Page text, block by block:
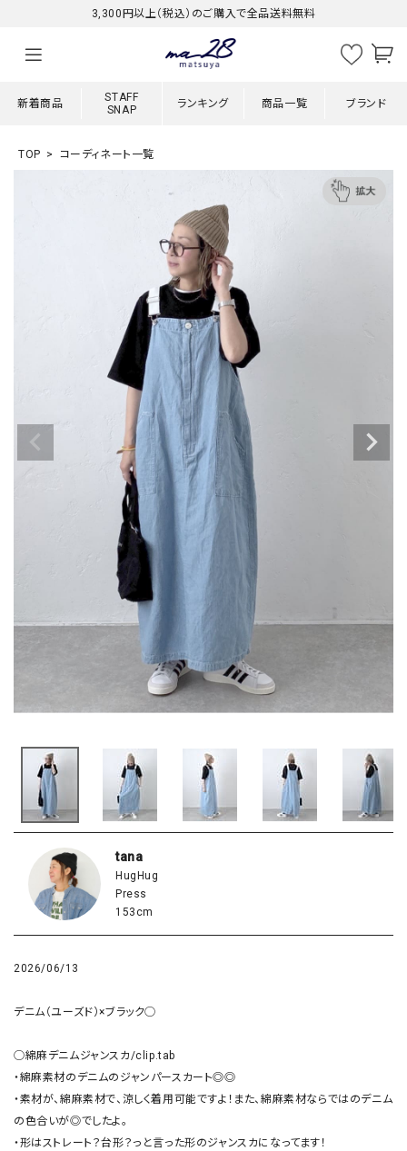
3,300円以上（税込）のご購入で全品送料無料
新着商品
STAFF
SNAP
ランキング 商品一覧 ブランド
TOP コーディネート一覧
tana
HugHug
Press
153cm
2026/06/13
デニム（ユーズド）×ブラック◯
◯綿麻デニムジャンスカ/clip.tab
・綿麻素材のデニムのジャンパースカート◎◎
・素材が、綿麻素材で、涼しく着用可能ですよ！また、綿麻素材ならではのデニム
の色合いが◎でしたよ。
・形はストレート？台形？っと言った形のジャンスカになってます！